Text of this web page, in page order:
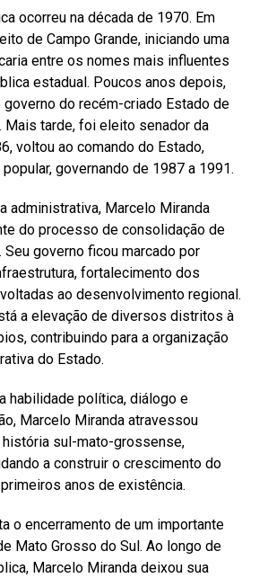
ocorreu na década de 1970. Em
de Campo Grande, iniciando uma
entre os nomes mais influentes
estadual. Poucos anos depois,
do recém-criado Estado de
Mais tarde, foi eleito senador da
voltou ao comando do Estado,
governando de 1987 a 1991.
administrativa, Marcelo Miranda
do processo de consolidação de
Seu governo ficou marcado por
fortalecimento dos
ao desenvolvimento regional.
a elevação de diversos distritos à
contribuindo para a organização
do Estado.
habilidade política, diálogo e
Marcelo Miranda atravessou
sul-mato-grossense,
a construir o crescimento do
anos de existência.
o encerramento de um importante
Mato Grosso do Sul. Ao longo de
Marcelo Miranda deixou sua